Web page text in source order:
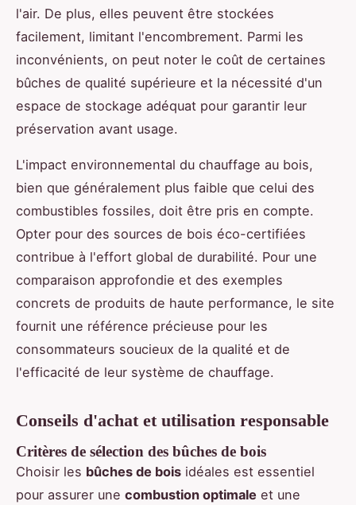
l'air. De plus, elles peuvent être stockées
facilement, limitant l'encombrement. Parmi les
inconvénients, on peut noter le coût de certaines
bûches de qualité supérieure et la nécessité d'un
espace de stockage adéquat pour garantir leur
préservation avant usage.
L'impact environnemental du chauffage au bois,
bien que généralement plus faible que celui des
combustibles fossiles, doit être pris en compte.
Opter pour des sources de bois éco-certifiées
contribue à l'effort global de durabilité. Pour une
comparaison approfondie et des exemples
concrets de produits de haute performance, le site
fournit une référence précieuse pour les
consommateurs soucieux de la qualité et de
l'efficacité de leur système de chauffage.
Conseils d'achat et utilisation responsable
Critères de sélection des bûches de bois
Choisir les bûches de bois idéales est essentiel
pour assurer une combustion optimale et une